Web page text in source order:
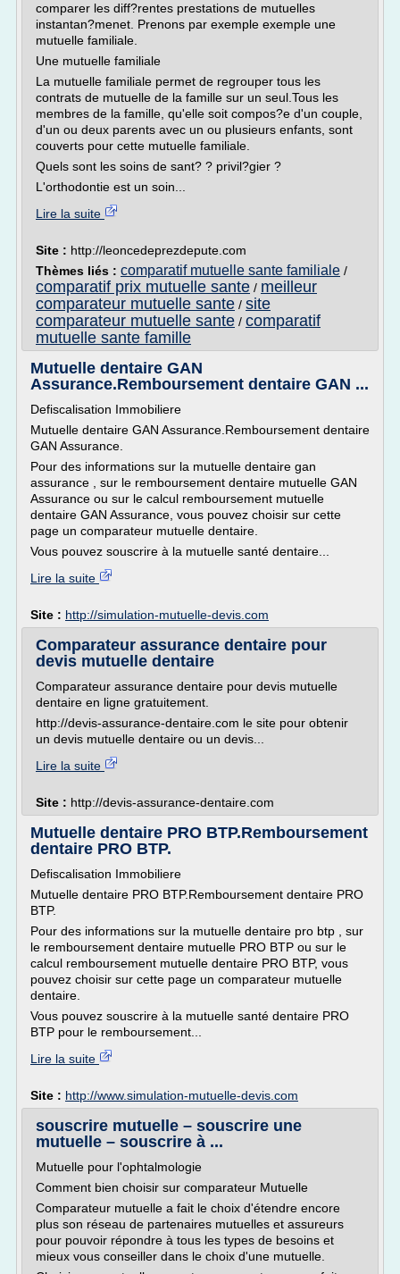
comparer les diff?rentes prestations de mutuelles
instantan?menet. Prenons par exemple exemple une
mutuelle familiale.
Une mutuelle familiale
La mutuelle familiale permet de regrouper tous les
contrats de mutuelle de la famille sur un seul.Tous les
membres de la famille, qu'elle soit compos?e d'un couple,
d'un ou deux parents avec un ou plusieurs enfants, sont
couverts pour cette mutuelle familiale.
Quels sont les soins de sant? ? privil?gier ?
L'orthodontie est un soin...
Lire la suite
Site : http://leoncedeprezdepute.com
Thèmes liés : comparatif mutuelle sante familiale /
comparatif prix mutuelle sante / meilleur
comparateur mutuelle sante / site
comparateur mutuelle sante / comparatif
mutuelle sante famille
Mutuelle dentaire GAN
Assurance.Remboursement dentaire GAN ...
Defiscalisation Immobiliere
Mutuelle dentaire GAN Assurance.Remboursement dentaire
GAN Assurance.
Pour des informations sur la mutuelle dentaire gan
assurance , sur le remboursement dentaire mutuelle GAN
Assurance ou sur le calcul remboursement mutuelle
dentaire GAN Assurance, vous pouvez choisir sur cette
page un comparateur mutuelle dentaire.
Vous pouvez souscrire à la mutuelle santé dentaire...
Lire la suite
Site : http://simulation-mutuelle-devis.com
Comparateur assurance dentaire pour
devis mutuelle dentaire
Comparateur assurance dentaire pour devis mutuelle
dentaire en ligne gratuitement.
http://devis-assurance-dentaire.com le site pour obtenir
un devis mutuelle dentaire ou un devis...
Lire la suite
Site : http://devis-assurance-dentaire.com
Mutuelle dentaire PRO BTP.Remboursement
dentaire PRO BTP.
Defiscalisation Immobiliere
Mutuelle dentaire PRO BTP.Remboursement dentaire PRO
BTP.
Pour des informations sur la mutuelle dentaire pro btp , sur
le remboursement dentaire mutuelle PRO BTP ou sur le
calcul remboursement mutuelle dentaire PRO BTP, vous
pouvez choisir sur cette page un comparateur mutuelle
dentaire.
Vous pouvez souscrire à la mutuelle santé dentaire PRO
BTP pour le remboursement...
Lire la suite
Site : http://www.simulation-mutuelle-devis.com
souscrire mutuelle – souscrire une
mutuelle – souscrire à ...
Mutuelle pour l'ophtalmologie
Comment bien choisir sur comparateur Mutuelle
Comparateur mutuelle a fait le choix d'étendre encore
plus son réseau de partenaires mutuelles et assureurs
pour pouvoir répondre à tous les types de besoins et
mieux vous conseiller dans le choix d'une mutuelle.